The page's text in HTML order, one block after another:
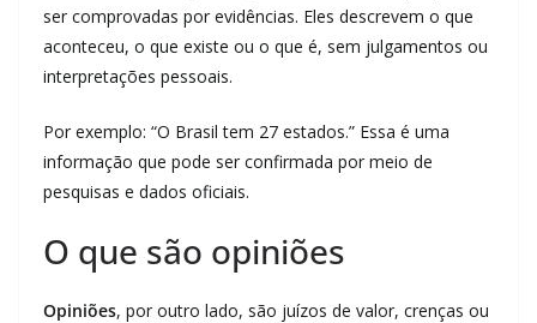
ser comprovadas por evidências. Eles descrevem o que
aconteceu, o que existe ou o que é, sem julgamentos ou
interpretações pessoais.
Por exemplo: “O Brasil tem 27 estados.” Essa é uma
informação que pode ser confirmada por meio de
pesquisas e dados oficiais.
O que são opiniões
Opiniões, por outro lado, são juízos de valor, crenças ou